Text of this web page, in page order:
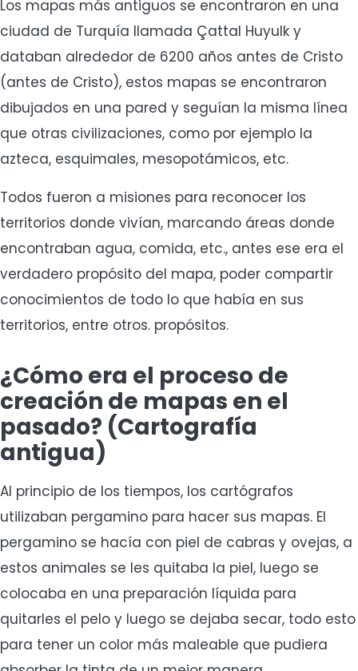
Los mapas más antiguos se encontraron en una
ciudad de Turquía llamada Çattal Huyulk y
databan alrededor de 6200 años antes de Cristo
(antes de Cristo), estos mapas se encontraron
dibujados en una pared y seguían la misma línea
que otras civilizaciones, como por ejemplo la
azteca, esquimales, mesopotámicos, etc.
Todos fueron a misiones para reconocer los
territorios donde vivían, marcando áreas donde
encontraban agua, comida, etc., antes ese era el
verdadero propósito del mapa, poder compartir
conocimientos de todo lo que había en sus
territorios, entre otros. propósitos.
¿Cómo era el proceso de
creación de mapas en el
pasado? (Cartografía
antigua)
Al principio de los tiempos, los cartógrafos
utilizaban pergamino para hacer sus mapas. El
pergamino se hacía con piel de cabras y ovejas, a
estos animales se les quitaba la piel, luego se
colocaba en una preparación líquida para
quitarles el pelo y luego se dejaba secar, todo esto
para tener un color más maleable que pudiera